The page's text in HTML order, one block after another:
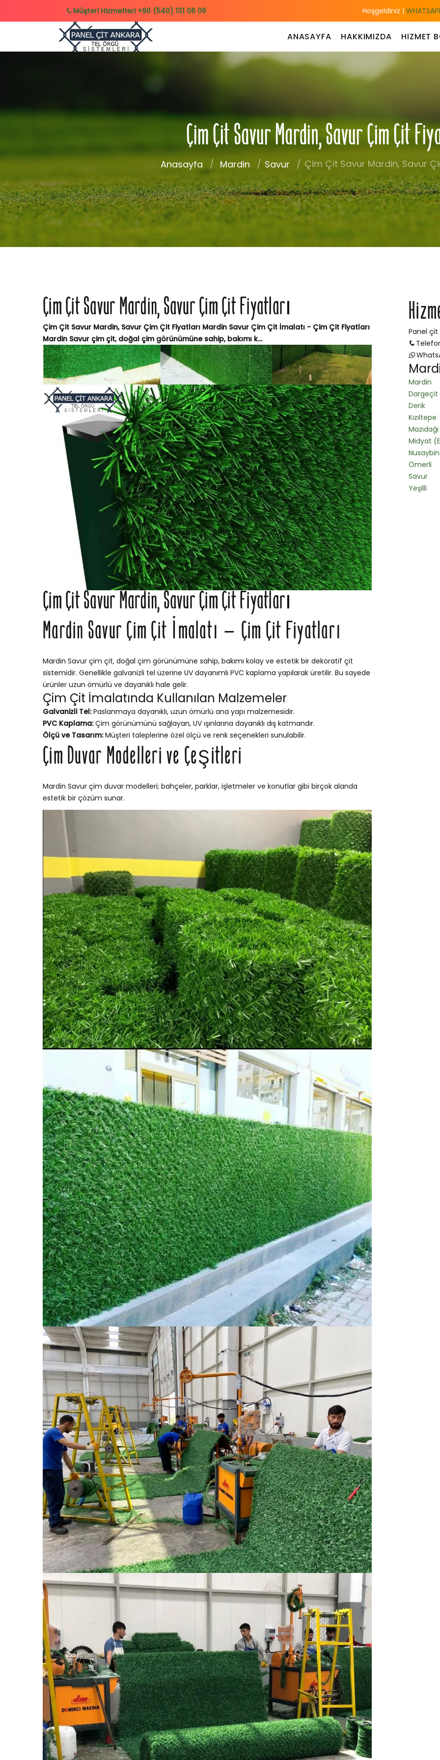
Müşteri Hizmetleri +90 (540) 131 06 06 Hoşgeldiniz |
ANASAYFA HAKKIMIZDA HIZMET
Çim Çit Savur Mardin, Savur Çim Çit
Anasayfa Mardin Savur Çim Çit Savur Mardin, Savur
Panel çit
Mardin
Dargeçit
Derik
Kızıltepe
Mazıdağı
Midyat
Nusaybin
Ömerli
Savur
Yeşilli
Çim Çit Savur Mardin, Savur Çim Çit Fiyatları
Çim Çit Savur Mardin, Savur Çim Çit Fiyatları Mardin Savur Çim Çit İmalatı - Çim Çit Fiyatları
Mardin Savur çim çit, doğal çim görünümüne sahip, bakımı k...
Çim Çit Savur Mardin, Savur Çim Çit Fiyatları
Mardin Savur Çim Çit İmalatı – Çim Çit Fiyatları
Mardin Savur çim çit, doğal çim görünümüne sahip, bakımı kolay ve estetik bir dekoratif çit
sistemidir. Genellikle galvanizli tel üzerine UV dayanımlı PVC kaplama yapılarak üretilir. Bu sayede
ürünler uzun ömürlü ve dayanıklı hale gelir.
Çim Çit İmalatında Kullanılan Malzemeler
Galvanizli Tel:Paslanmaya dayanıklı, uzun ömürlü ana yapı malzemesidir.
PVC Kaplama:Çim görünümünü sağlayan, UV ışınlarına dayanıklı dış katmandır.
Ölçü ve Tasarım:Müşteri taleplerine özel ölçü ve renk seçenekleri sunulabilir.
Çim Duvar Modelleri ve Çeşitleri
Mardin Savur çim duvar modelleri; bahçeler, parklar, işletmeler ve konutlar gibi birçok alanda
estetik bir çözüm sunar.